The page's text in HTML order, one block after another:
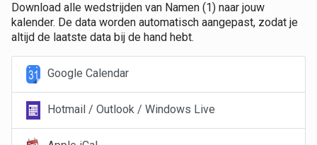
Download alle wedstrijden van Namen (1) naar jouw
kalender. De data worden automatisch aangepast, zodat je
altijd de laatste data bij de hand hebt.
Google Calendar
Hotmail / Outlook / Windows Live